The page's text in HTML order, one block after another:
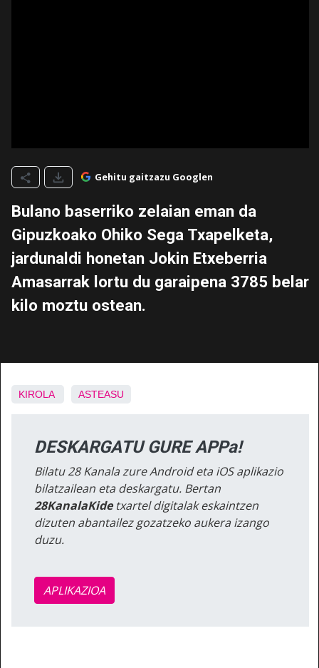
Gehitu gaitzazu Googlen
Bulano baserriko zelaian eman da
Gipuzkoako Ohiko Sega Txapelketa,
jardunaldi honetan Jokin Etxeberria
Amasarrak lortu du garaipena 3785 belar
kilo moztu ostean.
KIROLA ASTEASU
DESKARGATU GURE APPa!
Bilatu 28 Kanala zure Android eta iOS aplikazio
bilatzailean eta deskargatu. Bertan
28KanalaKidetxartel digitalak eskaintzen
dizuten abantailez gozatzeko aukera izango
duzu.
APLIKAZIOA